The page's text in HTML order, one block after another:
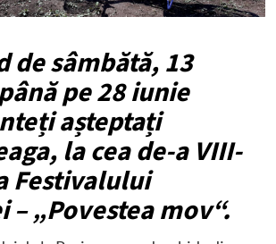
de sâmbătă, 13
pe 28 iunie
așteptați
la cea de-a VIII-
Festivalului
– „Povestea mov“.